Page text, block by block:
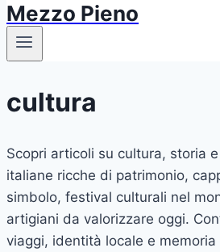
Mezzo Pieno
cultura
Scopri articoli su cultura, storia
italiane ricche di patrimonio,
simbolo, festival culturali nel
artigiani da valorizzare oggi.
viaggi, identità locale e memoria